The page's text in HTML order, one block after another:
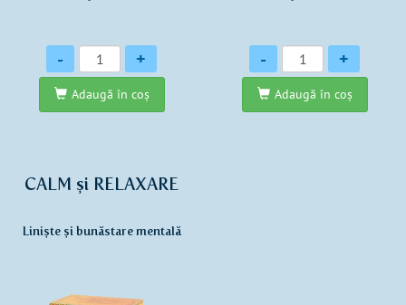
Cantitate
- +
Adaugă în coş
Cantitate
- +
Adaugă în coş
CALM și RELAXARE
Liniște și bunăstare mentală